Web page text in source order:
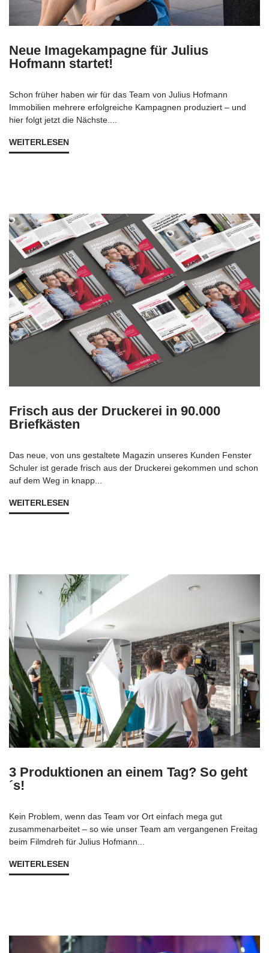
Neue Imagekampagne für Julius
Hofmann startet!
Schon früher haben wir für das Team von Julius Hofmann
Immobilien mehrere erfolgreiche Kampagnen produziert – und
hier folgt jetzt die Nächste....
WEITERLESEN
Frisch aus der Druckerei in 90.000
Briefkästen
Das neue, von uns gestaltete Magazin unseres Kunden Fenster
Schuler ist gerade frisch aus der Druckerei gekommen und schon
auf dem Weg in knapp...
WEITERLESEN
3 Produktionen an einem Tag? So geht
´s!
Kein Problem, wenn das Team vor Ort einfach mega gut
zusammenarbeitet – so wie unser Team am vergangenen Freitag
beim Filmdreh für Julius Hofmann...
WEITERLESEN